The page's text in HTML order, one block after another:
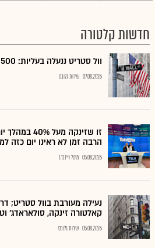
חדשות קלטורה
וול סטריט ננעלה בעליות: S&P 500 בשיא סגירה חדש
07.08.2026 שירות גלובס
זו שזינקה
הרבה זמן לא ראינו יום כזה
05.08.2026 מיטל וייזברג
נעילה מעורבת בוול סטריט;
קאלטורה זינקה, סולאראדג'
05.08.2026 שירות גלובס